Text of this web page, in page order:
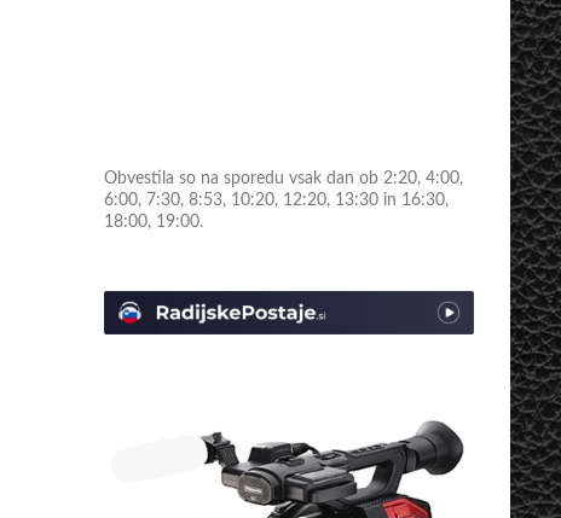
Obvestila so na sporedu vsak dan ob 2:20, 4:00,
6:00, 7:30, 8:53, 10:20, 12:20, 13:30 in 16:30,
18:00, 19:00.